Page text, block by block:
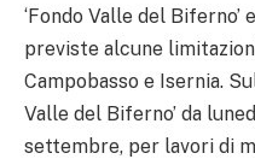
‘Fondo Valle del Biferno’
previste alcune
Campobasso e Isernia.
Valle del Biferno’ da
settembre, per lavori di